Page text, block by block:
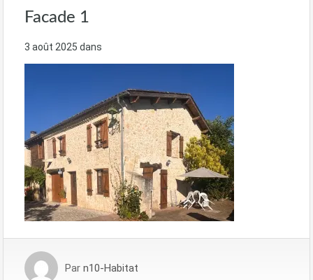
Facade 1
3 août 2025 dans
Par n10-Habitat